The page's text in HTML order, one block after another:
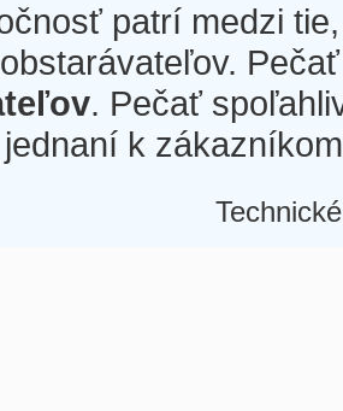
patrí medzi
. Pečať
k